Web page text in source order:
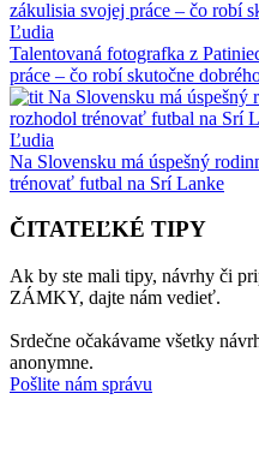
Ľudia
Talentovaná fotografka z
práce – čo robí skutočne
Ľudia
Na Slovensku má úspešný
trénovať futbal na Srí Lanke
ČITATEĽKÉ TIPY
Ak by ste mali tipy, návrhy či
ZÁMKY, dajte nám vedieť.
Srdečne očakávame všetky
anonymne.
Pošlite nám správu